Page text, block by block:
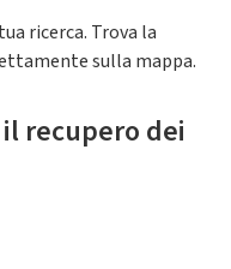
ricerca. Trova la
sulla mappa.
recupero dei